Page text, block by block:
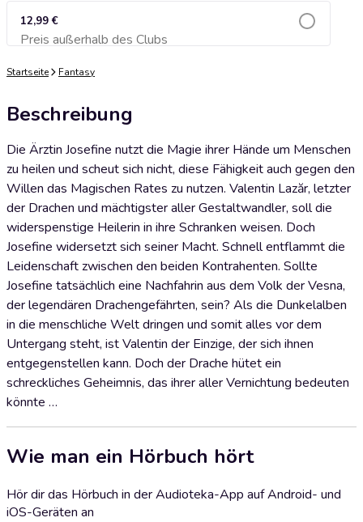
12,99 €
Preis außerhalb des ClubsZum Warenkorb hinzufügen
Startseite Fantasy
Beschreibung
Die Ärztin Josefine nutzt die Magie ihrer Hände um Menschen
zu heilen und scheut sich nicht, diese Fähigkeit auch gegen den
Willen das Magischen Rates zu nutzen. Valentin Lazăr, letzter
der Drachen und mächtigster aller Gestaltwandler, soll die
widerspenstige Heilerin in ihre Schranken weisen. Doch
Josefine widersetzt sich seiner Macht. Schnell entflammt die
Leidenschaft zwischen den beiden Kontrahenten. Sollte
Josefine tatsächlich eine Nachfahrin aus dem Volk der Vesna,
der legendären Drachengefährten, sein? Als die Dunkelalben
in die menschliche Welt dringen und somit alles vor dem
Untergang steht, ist Valentin der Einzige, der sich ihnen
entgegenstellen kann. Doch der Drache hütet ein
schreckliches Geheimnis, das ihrer aller Vernichtung bedeuten
könnte …
Wie man ein Hörbuch hört
Hör dir das Hörbuch in der Audioteka-App auf Android- und
iOS-Geräten an